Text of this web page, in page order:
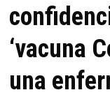
‘vacuna
una